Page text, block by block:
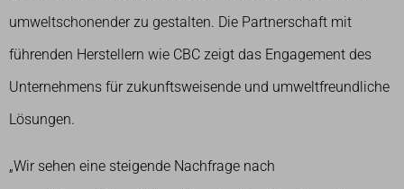
umweltschonender zu gestalten. Die Partnerschaft mit
führenden Herstellern wie CBC zeigt das Engagement des
Unternehmens für zukunftsweisende und umweltfreundliche
Lösungen.
„Wir sehen eine steigende Nachfrage nach